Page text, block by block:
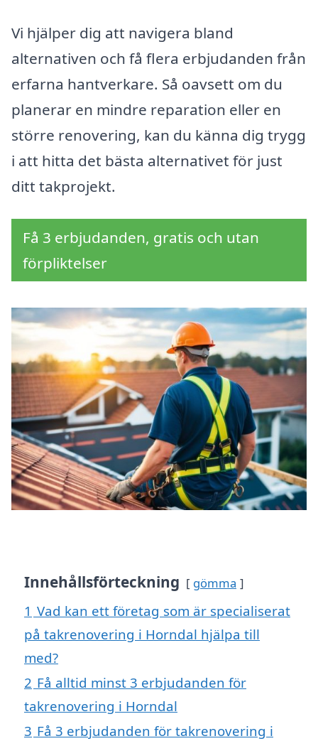
Vi hjälper dig att navigera bland
alternativen och få flera erbjudanden från
erfarna hantverkare. Så oavsett om du
planerar en mindre reparation eller en
större renovering, kan du känna dig trygg
i att hitta det bästa alternativet för just
ditt takprojekt.
Få 3 erbjudanden, gratis och utan
förpliktelser
Innehållsförteckning gömma
1 Vad kan ett företag som är specialiserat
på takrenovering i Horndal hjälpa till
med?
2 Få alltid minst 3 erbjudanden för
takrenovering i Horndal
3 Få 3 erbjudanden för takrenovering i